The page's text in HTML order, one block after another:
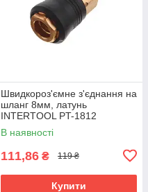
Швидкороз'ємне з'єднання на
шланг 8мм, латунь
INTERTOOL PT-1812
В наявності
111,86 ₴ 119 ₴
Купити